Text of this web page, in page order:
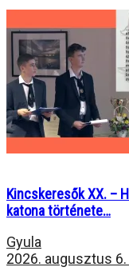
Kincskeresők XX. –
katona története…
Gyula
2026. augusztus